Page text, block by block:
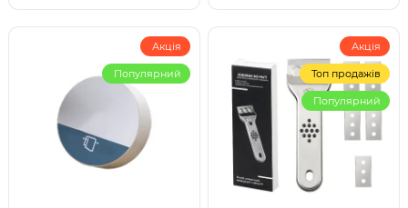
Акція
Популярний
Акція
Топ продажів
Популярний